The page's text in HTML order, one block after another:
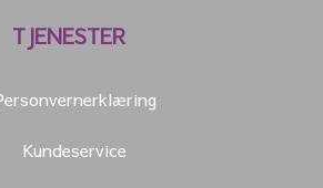
TJENESTER
Kundeservice